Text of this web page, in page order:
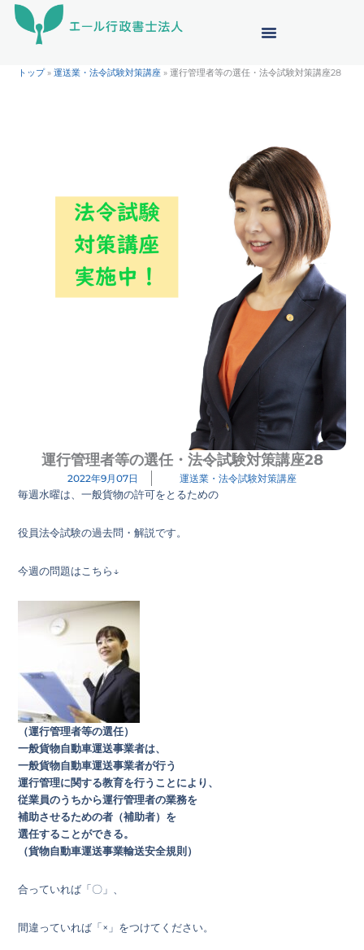
トップ»運送業・法令試験対策講座 »運行管理者等の選任・法令試験対策講座28
運行管理者等の選任・法令試験対策講座28
2022年9月07日 運送業・法令試験対策講座
毎週水曜は、一般貨物の許可をとるための
役員法令試験の過去問・解説です。
今週の問題はこちら↓
（運行管理者等の選任）
一般貨物自動車運送事業者は、
一般貨物自動車運送事業者が行う
運行管理に関する教育を行うことにより、
従業員のうちから運行管理者の業務を
補助させるための者（補助者）を
選任することができる。
（貨物自動車運送事業輸送安全規則）
合っていれば「〇」、
間違っていれば「×」をつけてください。